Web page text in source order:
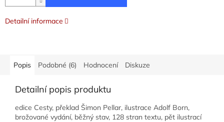
Detailní informace
Popis Podobné (6) Hodnocení Diskuze
Detailní popis produktu
edice Cesty, překlad Šimon Pellar, ilustrace Adolf Born,
brožované vydání, běžný stav, 128 stran textu, pět ilustrací